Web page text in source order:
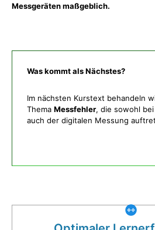
Messgeräten maßgeblich.
Was kommt als Nächstes?
Im nächsten Kurstext behandeln
Thema Messfehler, die sowohl
auch der digitalen Messung